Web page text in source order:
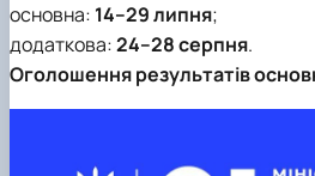
основна: 14–29 липня;
додаткова:24–28 серпня.
Оголошення результатів